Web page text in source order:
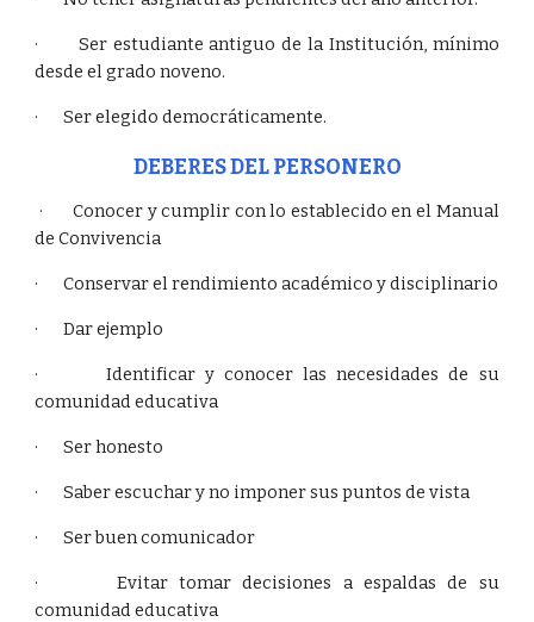
· Ser estudiante antiguo de la Institución, mínimo
desde el grado noveno.
· Ser elegido democráticamente.
DEBERES DEL PERSONERO
· Conocer y cumplir con lo establecido en el Manual
de Convivencia
· Conservar el rendimiento académico y disciplinario
· Dar ejemplo
· Identificar y conocer las necesidades de su
comunidad educativa
· Ser honesto
· Saber escuchar y no imponer sus puntos de vista
· Ser buen comunicador
· Evitar tomar decisiones a espaldas de su
comunidad educativa